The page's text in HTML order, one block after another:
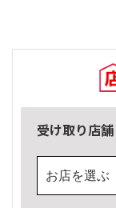
受け取り店舗
お店を選ぶ